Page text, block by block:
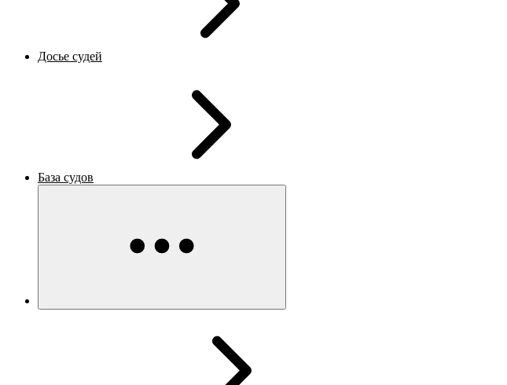
Досье судей
База судов